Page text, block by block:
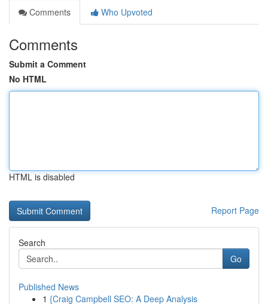
Comments
Who Upvoted
Comments
Submit a Comment
No HTML
HTML is disabled
Report Page
Search
Go
Published News
1 {Craig Campbell SEO: A Deep Analysis